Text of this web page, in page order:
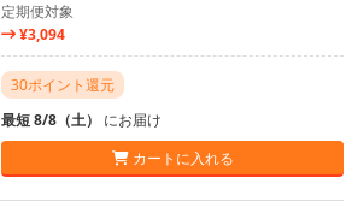
定期便対象
¥3,094
30ポイント還元
最短 8/8（土） にお届け
カートに入れる